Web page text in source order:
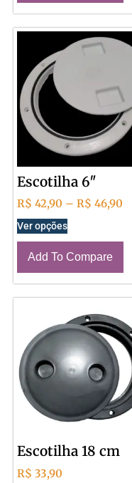
Escotilha 6″
R$ 42,90 – R$ 46,90
Ver opções
Add To Compare
Escotilha 18 cm
R$ 33,90